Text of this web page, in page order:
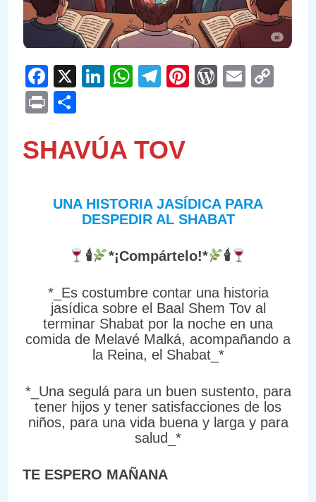
Facebook
X LinkedIn
WhatsApp
Telegram
Pinterest
Email
Print
SHAVÚA TOV
UNA HISTORIA JASÍDICA PARA
DESPEDIR AL SHABAT
🕯 *¡Compártelo!* 🕯
*_Es costumbre contar una historia
jasídica sobre el Baal Shem Tov al
terminar Shabat por la noche en una
comida de Melavé Malká, acompañando a
la Reina, el Shabat_*
*_Una segulá para un buen sustento, para
tener hijos y tener satisfacciones de los
niños, para una vida buena y larga y para
salud_*
TE ESPERO MAÑANA